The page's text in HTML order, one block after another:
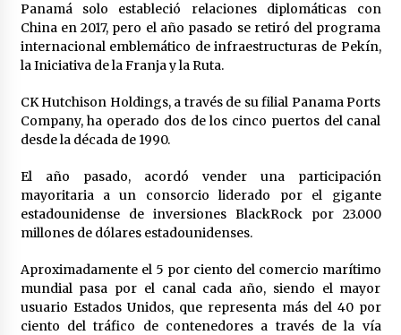
Panamá solo estableció relaciones diplomáticas con
China en 2017, pero el año pasado se retiró del programa
internacional emblemático de infraestructuras de Pekín,
la Iniciativa de la Franja y la Ruta.
CK Hutchison Holdings, a través de su filial Panama Ports
Company, ha operado dos de los cinco puertos del canal
desde la década de 1990.
El año pasado, acordó vender una participación
mayoritaria a un consorcio liderado por el gigante
estadounidense de inversiones BlackRock por 23.000
millones de dólares estadounidenses.
Aproximadamente el 5 por ciento del comercio marítimo
mundial pasa por el canal cada año, siendo el mayor
usuario Estados Unidos, que representa más del 40 por
ciento del tráfico de contenedores a través de la vía